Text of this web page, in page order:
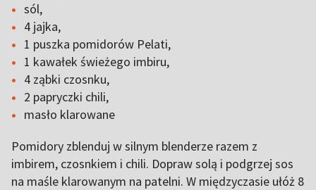
sól,
4 jajka,
1 puszka pomidorów Pelati,
1 kawałek świeżego imbiru,
4 ząbki czosnku,
2 papryczki chili,
masło klarowane
Pomidory zblenduj w silnym blenderze razem z
imbirem, czosnkiem i chili. Dopraw solą i podgrzej sos
na maśle klarowanym na patelni. W międzyczasie ułóż 8